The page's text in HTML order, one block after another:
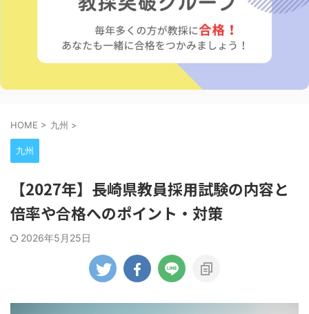
HOME > 九州 >
九州
【2027年】長崎県教員採用試験の内容と
倍率や合格へのポイント・対策
2026年5月25日